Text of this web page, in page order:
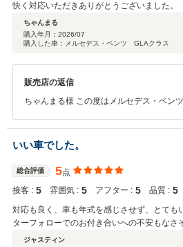
快く対応いただきありがとうございました。
ちゃんまる
購入年月： 2026/07
購入した車：メルセデス・ベンツ GLAクラス
販売店の返信
ちゃんまる様 この度はメルセデス・ベン
で私もうれしく思っております。アフタ
させていただきます。今後とも宜しくお願
いい車でした。
総合評価 5点
接客 : 5 雰囲気 : 5 アフター : 5 品質 : 5
対応も良く、車も年式を感じさせず、とても
ターフォローでのお付き合いへの不安もなさ
ジャスティン